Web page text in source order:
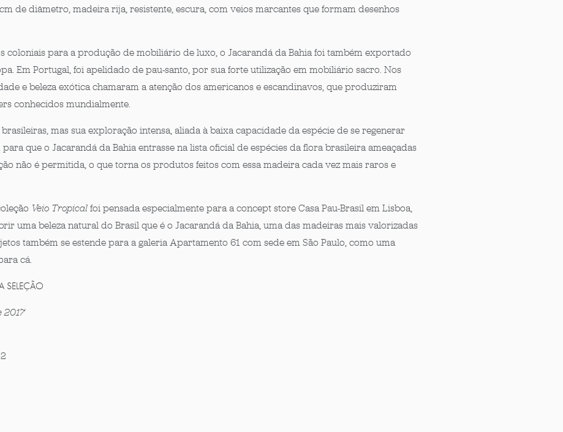
de diâmetro, madeira rija, resistente, escura, com veios marcantes que formam desenhos
coloniais para a produção de mobiliário de luxo, o Jacarandá da Bahia foi também exportado
Em Portugal, foi apelidado de pau-santo, por sua forte utilização em mobiliário sacro. Nos
e beleza exótica chamaram a atenção dos americanos e escandinavos, que produziram
conhecidos mundialmente.
mas sua exploração intensa, aliada à baixa capacidade da espécie de se regenerar
que o Jacarandá da Bahia entrasse nalista oficial de espécies da flora brasileira ameaçadas
não é permitida, o que torna os produtos feitos com essa madeira cada vez mais raros e
Veio Tropicalfoi pensada especialmente para a concept store Casa Pau-Brasil em Lisboa,
uma beleza natural do Brasil que é o Jacarandá da Bahia, uma das madeiras mais valorizadas
também se estende para a galeria Apartamento 61 com sede em São Paulo, como uma
cá.
SELEÇÃO
2017